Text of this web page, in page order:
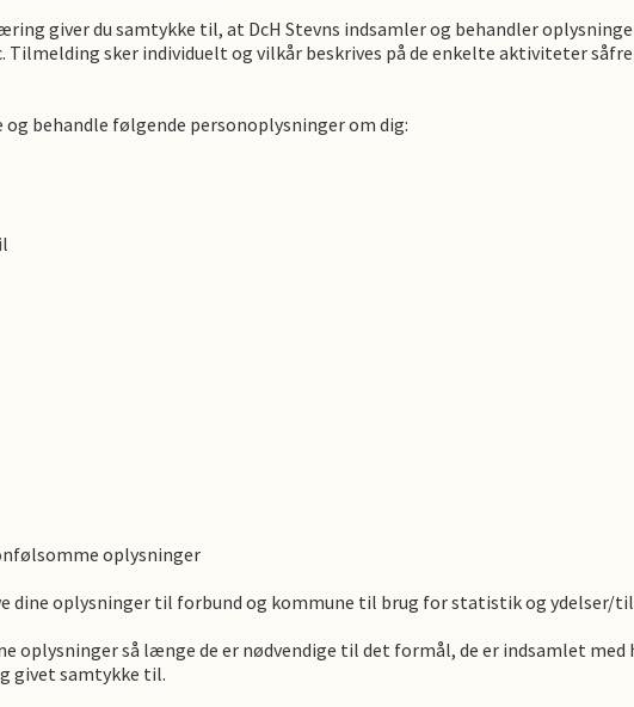
giver du samtykke til, at DcH Stevns indsamler og behandler
Tilmelding sker individuelt og vilkår beskrives på de enkelte aktiviteter
og behandle følgende personoplysninger om dig:
oplysninger
dine oplysninger til forbund og kommune til brug for statistik og ydelser/
oplysninger så længe de er nødvendige til det formål, de er indsamlet med
givet samtykke til.